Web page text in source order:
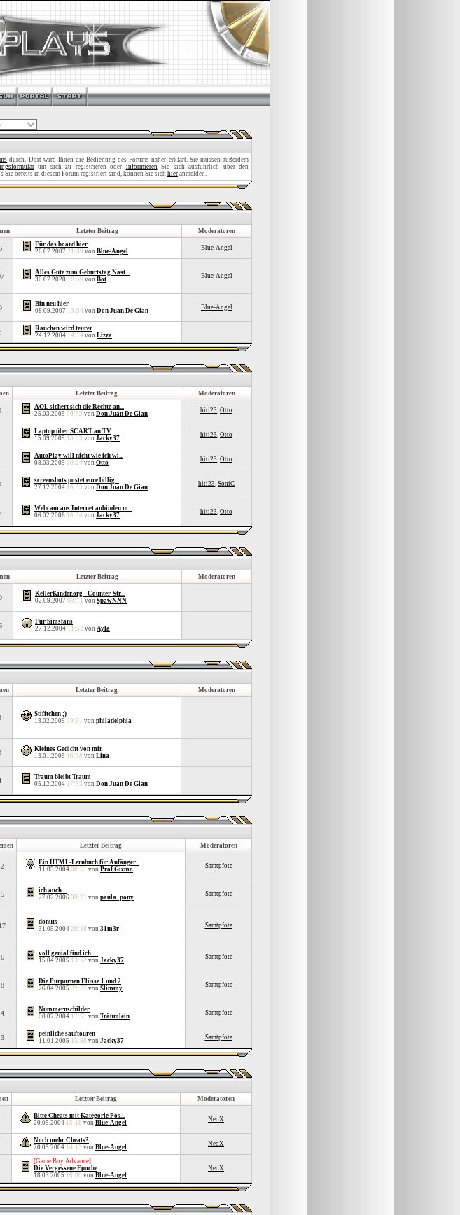
durch. Dort wird Ihnen die Bedienung des Forums näher erklärt. Sie müssen außerdem
um sich zu registrieren oder informierenSie sich ausführlich über den
Sie bereits in diesem Forum registriert sind, können Sie sichhier anmelden.
Letzter Beitrag Moderatoren
Für das board hier
26.07.2007 21:30 von Blue-Angel Blue-Angel
Alles Gute zum Geburtstag Nast...
30.07.2020 16:50 von Bot Blue-Angel
Bin neu hier
08.09.2007 13:34 von Don Juan De Gian Blue-Angel
Rauchen wird teurer
24.12.2004 14:14 von Lizza
Letzter Beitrag Moderatoren
AOL sichert sich die Rechte an...
25.03.2005 00:33 von Don Juan De Gian hiti23, Otto
Laptop über SCART an TV
15.09.2005 18:03 von Jacky37 hiti23, Otto
AutoPlay will nicht wie ich wi...
08.03.2005 20:24 von Otto hiti23, Otto
screenshots postet eure billig...
27.12.2004 16:35 von Don Juan De Gian hiti23, SoniC
Webcam ans Internet anbinden m...
06.02.2006 16:34 von Jacky37 hiti23, Otto
Letzter Beitrag Moderatoren
KellerKinder.org - Counter-Str...
02.09.2007 09:11 von SpawNNN
Für Simsfans
27.12.2004 11:52 von Ayla
Letzter Beitrag Moderatoren
Stifftchen ;)
13.02.2005 09:51 von philadelphia
Kleines Gedicht von mir
13.01.2005 16:38 von Lina
Traum bleibt Traum
05.12.2004 17:53 von Don Juan De Gian
Letzter Beitrag Moderatoren
2
Ein HTML-Lernbuch für Anfänger...
11.03.2004 00:51 von Prof.Gizmo Samtpfote
5
ich auch....
27.02.2006 09:21 von paula_pony Samtpfote
17
donuts
31.05.2004 20:18 von 31m3r Samtpfote
6
voll genial find ich.....
15.04.2005 13:52 von Jacky37 Samtpfote
8
Die Purpurnen Flüsse 1 und 2
26.04.2005 22:27 von Slimmy Samtpfote
4
Nummernschilder
08.07.2004 17:51 von Träumlein Samtpfote
3
peinliche sauftouren
11.01.2005 15:58 von Jacky37 Samtpfote
Letzter Beitrag Moderatoren
Bitte Cheats mit Kategorie Pos...
20.05.2004 15:18 von Blue-Angel NeoX
Noch mehr Cheats?
20.05.2004 14:13 von Blue-Angel NeoX
[Game Boy Advance]
Die Vergessene Epoche
18.03.2005 16:00 von Blue-Angel
NeoX